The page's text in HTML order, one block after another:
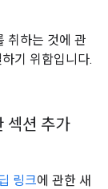
취하는 것에 관
기 위함입니다.
섹션 추가
링크에 관한 새